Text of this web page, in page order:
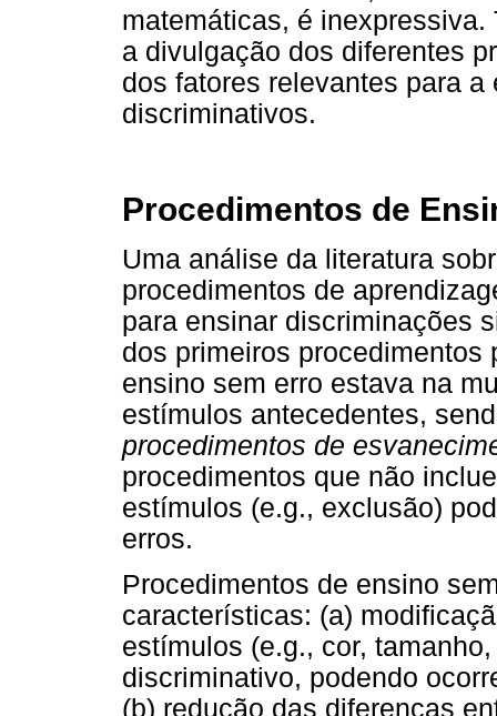
matemáticas, é inexpressiva.
a divulgação dos diferentes
dos fatores relevantes para
discriminativos.
Procedimentos de
Uma análise da literatura
procedimentos de
para ensinar discriminações
dos primeiros
ensino sem erro estava na
estímulos antecedentes,
procedimentos de
procedimentos que não
estímulos (e.g., exclusão)
erros.
Procedimentos de ensino
características: (a)
estímulos (e.g., cor,
discriminativo, podendo
(b) redução das diferenças